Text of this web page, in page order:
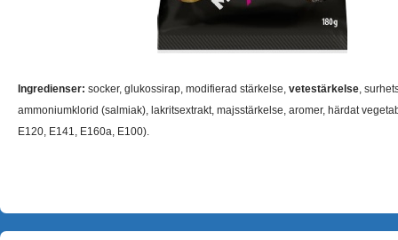
Ingredienser: socker, glukossirap, modifierad stärkelse, vetestärkelse,
ammoniumklorid (salmiak), lakritsextrakt, majsstärkelse, aromer, härdat
E120, E141, E160a, E100).